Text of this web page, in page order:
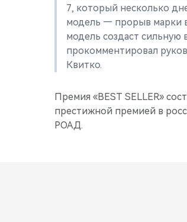
7, который несколько
модель — прорыв марки
модель создаст
прокомментировал
Квитко.
Премия «BEST SELLER»
престижной премией в
РОАД.